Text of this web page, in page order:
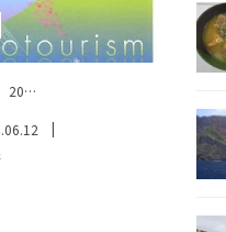
概略紹介
小笠原・国内）
・情報編
大村第二砲台跡
地質紹介
20…
|